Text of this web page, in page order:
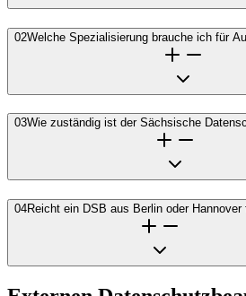
02Welche Spezialisierung brauche ich für
03Wie zuständig ist der Sächsische
04Reicht ein DSB aus Berlin oder Hannover